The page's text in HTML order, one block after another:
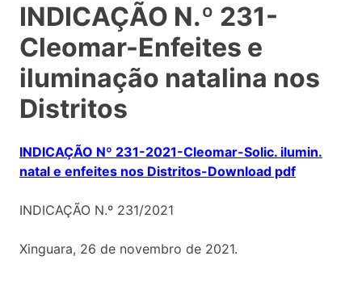
INDICAÇÃO N.º 231-
Cleomar-Enfeites e
iluminação natalina nos
Distritos
INDICAÇÃO Nº 231-2021-Cleomar-Solic. ilumin.
natal e enfeites nos Distritos-Download pdf
INDICAÇÃO N.º 231/2021
Xinguara, 26 de novembro de 2021.